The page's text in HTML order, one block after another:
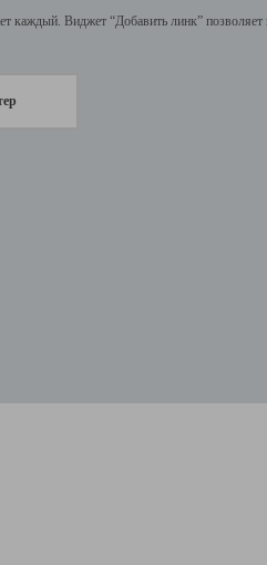
каждый. Виджет “Добавить линк”